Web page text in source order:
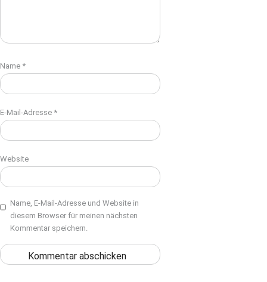
Name *
E-Mail-Adresse *
Website
Name, E-Mail-Adresse und Website in
diesem Browser für meinen nächsten
Kommentar speichern.